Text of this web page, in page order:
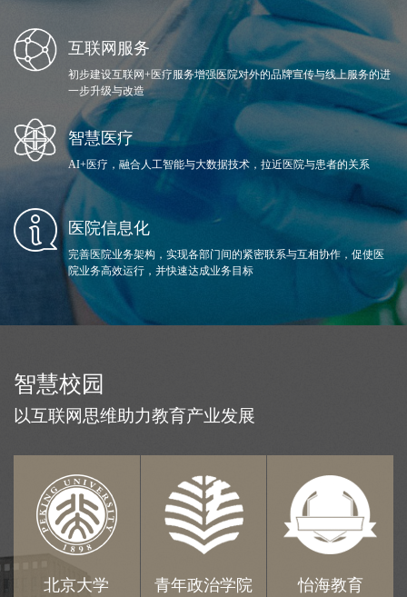
互联网服务
初步建设互联网+医疗服务增强医院对外的品牌宣传与线上服务的进
一步升级与改造
智慧医疗
AI+医疗，融合人工智能与大数据技术，拉近医院与患者的关系
医院信息化
完善医院业务架构，实现各部门间的紧密联系与互相协作，促使医
院业务高效运行，并快速达成业务目标
智慧校园
以互联网思维助力教育产业发展
北京大学 青年政治学院 怡海教育